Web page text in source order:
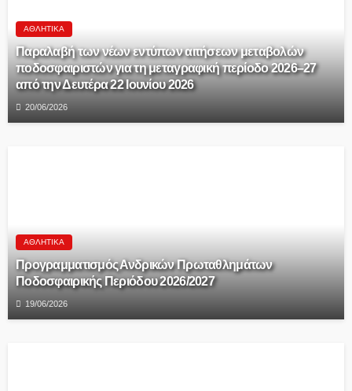
ΑΘΛΗΤΙΚΆ
Παραλαβή των νέων εντύπων αιτήσεων μεταβολών
ποδοσφαιριστών για τη μεταγραφική περίοδο 2026–27
από την Δευτέρα 22 Ιουνίου 2026
20/06/2026
ΑΘΛΗΤΙΚΆ
Προγραμματισμός Ανδρικών Πρωταθλημάτων
Ποδοσφαιρικής Περιόδου 2026/2027
19/06/2026